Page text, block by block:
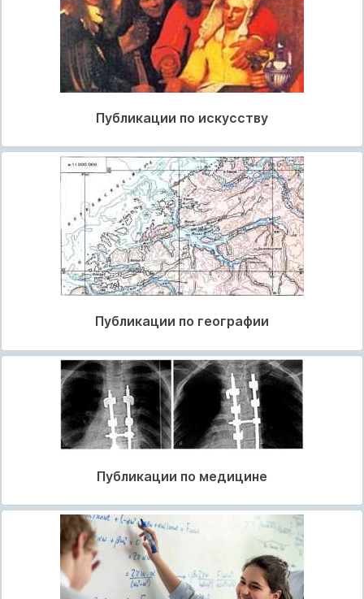
Публикации по искусству
Публикации по географии
Публикации по медицине